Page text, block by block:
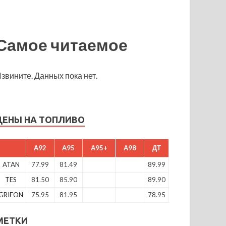
читаемое
Данных пока нет.
НА ТОПЛИВО
A92 A95 A95+ A98 ДТ
ATAN 77.99 81.49
89.99
TES
81.50 85.90
89.90
75.95 81.95 78.95